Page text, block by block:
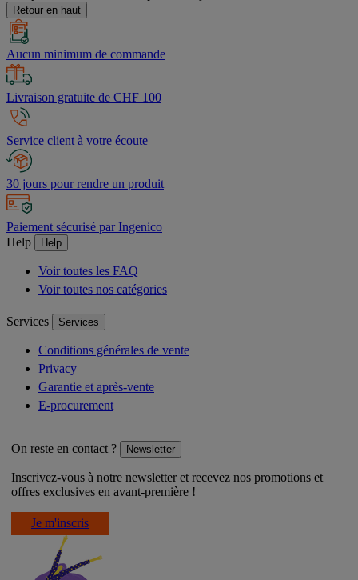
Retour en haut
Aucun minimum de commande
Livraison gratuite de CHF 100
Service client à votre écoute
30 jours pour rendre un produit
Paiement sécurisé par Ingenico
Help
Help
Voir toutes les FAQ
Voir toutes nos catégories
Services Services
Conditions générales de vente
Privacy
Garantie et après-vente
E-procurement
On reste en contact ? Newsletter
Inscrivez-vous à notre newsletter et recevez nos promotions et
offres exclusives en avant-première !
Je m'inscris